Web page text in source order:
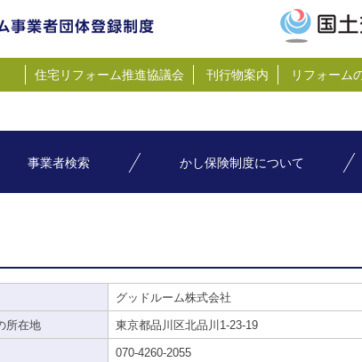
住宅リフォーム推進協議会 刊行物案内 リフォーム
事業者検索 かし保険制度について
グッドルーム株式会社
所在地 東京都品川区北品川1-23-19
070-4260-2055